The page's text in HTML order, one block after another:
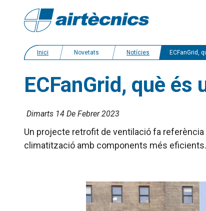
Inici Novetats Notícies ECFanGrid, què és un projecte
ECFanGrid, què
Dimarts 14 De Febrer 2023
Un projecte retrofit de ventilació fa
climatització amb components més eficients.